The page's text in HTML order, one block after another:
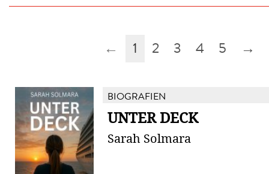
← 1 2 3 4 5 →
BIOGRAFIEN
UNTER DECK
Sarah Solmara